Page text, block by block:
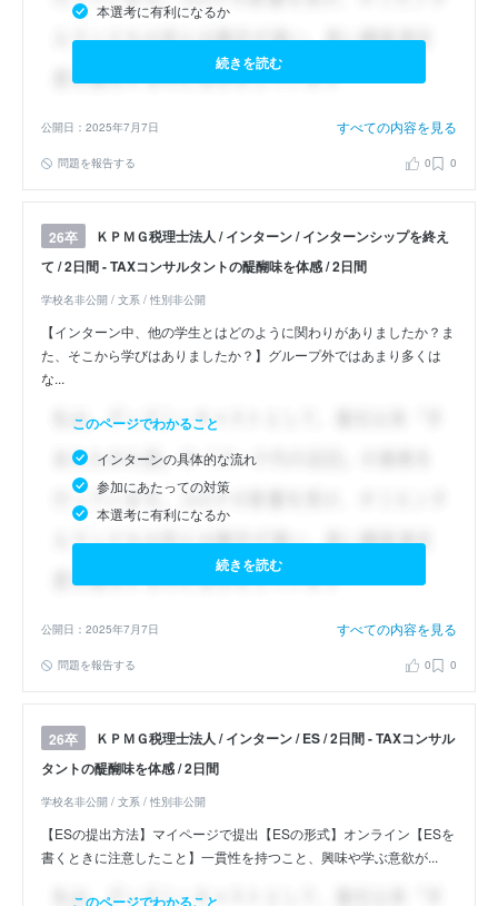
本選考に有利になるか
続きを読む
公開日：2025年7月7日 すべての内容を見る
問題を報告する 0 0
26卒
ＫＰＭＧ税理士法人 / インターン / インターンシップを終え
て / 2日間 - TAXコンサルタントの醍醐味を体感 / 2日間
学校名非公開 / 文系 / 性別非公開
【インターン中、他の学生とはどのように関わりがありましたか？ま
た、そこから学びはありましたか？】グループ外ではあまり多くは
な...
このページでわかること
インターンの具体的な流れ
参加にあたっての対策
本選考に有利になるか
続きを読む
公開日：2025年7月7日 すべての内容を見る
問題を報告する 0 0
26卒
ＫＰＭＧ税理士法人 / インターン / ES / 2日間 - TAXコンサル
タントの醍醐味を体感 / 2日間
学校名非公開 / 文系 / 性別非公開
【ESの提出方法】マイページで提出【ESの形式】オンライン【ESを
書くときに注意したこと】一貫性を持つこと、興味や学ぶ意欲が...
このページでわかること